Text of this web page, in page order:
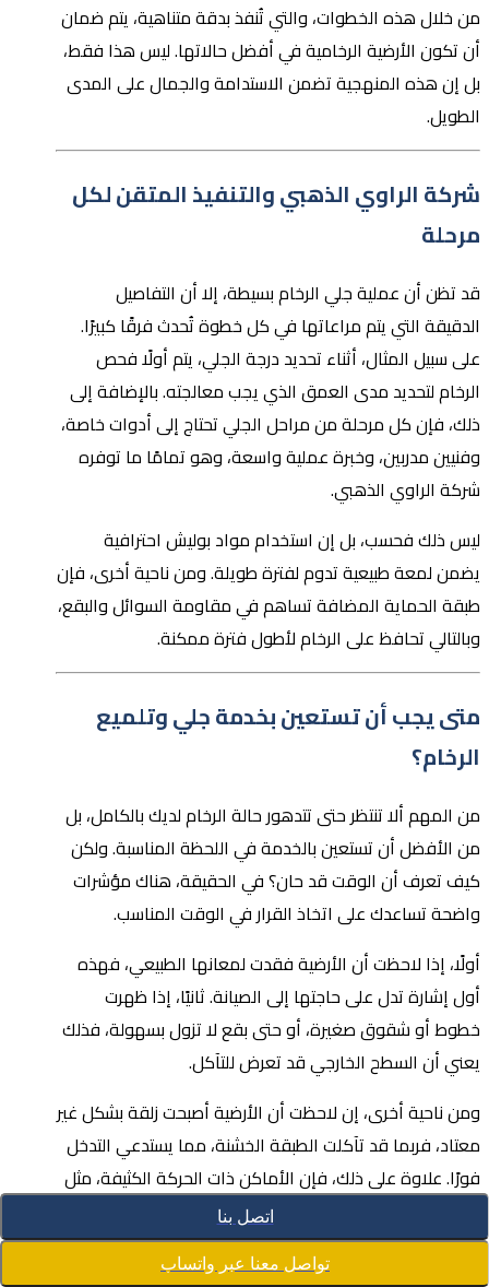
اتصل بنا
تواصل معنا عبر واتساب
من خلال هذه الخطوات، والتي تُنفذ بدقة متناهية، يتم ضمان
أن تكون الأرضية الرخامية في أفضل حالاتها. ليس هذا فقط،
بل إن هذه المنهجية تضمن الاستدامة والجمال على المدى
الطويل.
شركة الراوي الذهبي والتنفيذ المتقن لكل
مرحلة
قد تظن أن عملية جلي الرخام بسيطة، إلا أن التفاصيل
الدقيقة التي يتم مراعاتها في كل خطوة تُحدث فرقًا كبيرًا.
على سبيل المثال، أثناء تحديد درجة الجلي، يتم أولًا فحص
الرخام لتحديد مدى العمق الذي يجب معالجته. بالإضافة إلى
ذلك، فإن كل مرحلة من مراحل الجلي تحتاج إلى أدوات خاصة،
وفنيين مدربين، وخبرة عملية واسعة، وهو تمامًا ما توفره
شركة الراوي الذهبي.
ليس ذلك فحسب، بل إن استخدام مواد بوليش احترافية
يضمن لمعة طبيعية تدوم لفترة طويلة. ومن ناحية أخرى، فإن
طبقة الحماية المضافة تساهم في مقاومة السوائل والبقع،
وبالتالي تحافظ على الرخام لأطول فترة ممكنة.
متى يجب أن تستعين بخدمة جلي وتلميع
الرخام؟
من المهم ألا تنتظر حتى تتدهور حالة الرخام لديك بالكامل، بل
من الأفضل أن تستعين بالخدمة في اللحظة المناسبة. ولكن
كيف تعرف أن الوقت قد حان؟ في الحقيقة، هناك مؤشرات
واضحة تساعدك على اتخاذ القرار في الوقت المناسب.
أولًا، إذا لاحظت أن الأرضية فقدت لمعانها الطبيعي، فهذه
أول إشارة تدل على حاجتها إلى الصيانة. ثانيًا، إذا ظهرت
خطوط أو شقوق صغيرة، أو حتى بقع لا تزول بسهولة، فذلك
يعني أن السطح الخارجي قد تعرض للتآكل.
ومن ناحية أخرى، إن لاحظت أن الأرضية أصبحت زلقة بشكل غير
معتاد، فربما قد تآكلت الطبقة الخشنة، مما يستدعي التدخل
فورًا. علاوة على ذلك، فإن الأماكن ذات الحركة الكثيفة، مثل
الممرات الرئيسية، تحتاج إلى جلي دوري حتى تظل نظيفة
وآمنة.